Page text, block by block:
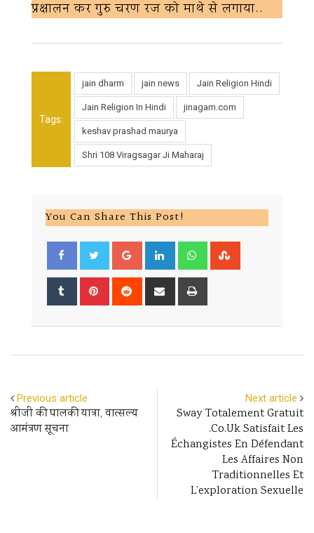
प्रक्षालन कर गुरु चरण रज को माथे से लगाया..
Tags:
jain dharm jain news Jain Religion Hindi
Jain Religion In Hindi jinagam.com
keshav prashad maurya
Shri 108 Viragsagar Ji Maharaj
You Can Share This Post!
Google+ LinkedIn Whatsapp
Tumblr Pinterest Reddit
Share
Previous article
श्रीजी की पालकी यात्रा, वात्सल्य
आमंत्रण सूचना
Next article
Sway Totalement Gratuit
.co.uk Satisfait Les
Échangistes En Défendant
Les Affaires Non
Traditionnelles Et
L’exploration Sexuelle